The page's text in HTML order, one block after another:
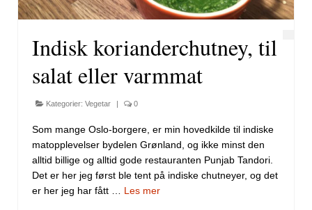
Indisk korianderchutney, til
salat eller varmmat
Kategorier: Vegetar 0
Som mange Oslo-borgere, er min hovedkilde til indiske
matopplevelser bydelen Grønland, og ikke minst den
alltid billige og alltid gode restauranten Punjab Tandori.
Det er her jeg først ble tent på indiske chutneyer, og det
er her jeg har fått … Les mer